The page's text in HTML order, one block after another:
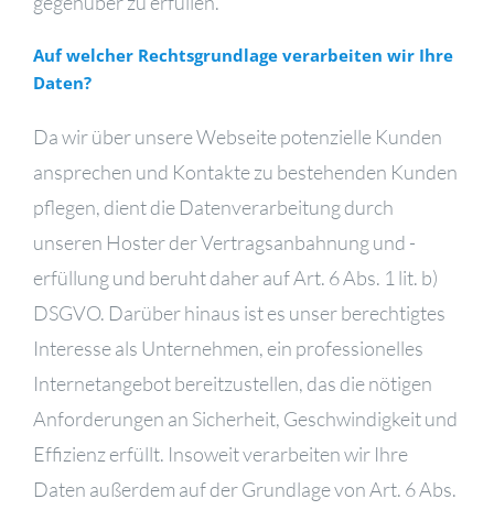
Auf welcher Rechtsgrundlage verarbeiten wir Ihre
Daten?
Da wir über unsere Webseite potenzielle Kunden
ansprechen und Kontakte zu bestehenden Kunden
pflegen, dient die Datenverarbeitung durch
unseren Hoster der Vertragsanbahnung und -
erfüllung und beruht daher auf Art. 6 Abs. 1 lit. b)
DSGVO. Darüber hinaus ist es unser berechtigtes
Interesse als Unternehmen, ein professionelles
Internetangebot bereitzustellen, das die nötigen
Anforderungen an Sicherheit, Geschwindigkeit und
Effizienz erfüllt. Insoweit verarbeiten wir Ihre
Daten außerdem auf der Grundlage von Art. 6 Abs.